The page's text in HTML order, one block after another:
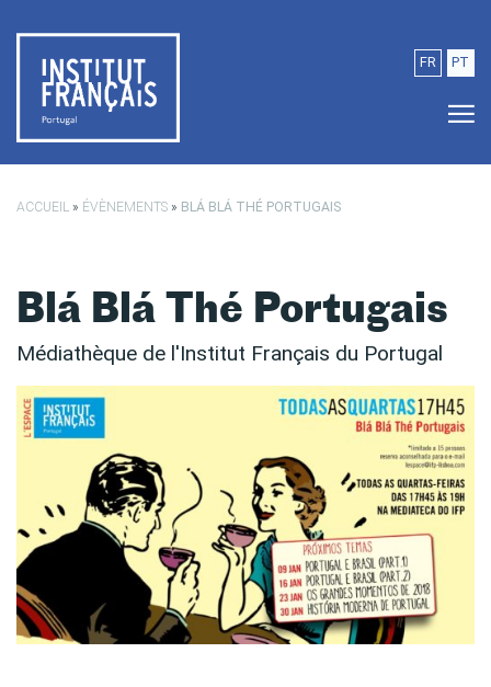
FR PT
ACCUEIL » ÉVÈNEMENTS » BLÁ BLÁ THÉ PORTUGAIS
Blá Blá Thé Portugais
Médiathèque de l'Institut Français du Portugal